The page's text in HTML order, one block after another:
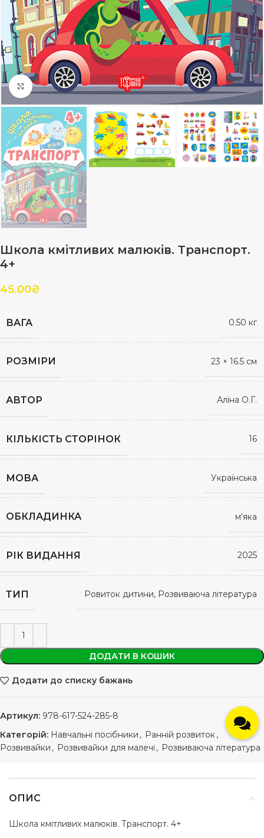
Клацніть, щоб збільшити
Школа кмітливих малюків. Транспорт.
4+
45.00₴
ВАГА 0.50 кг
РОЗМІРИ 23 × 16.5 см
АВТОР Аліна О.Г.
КІЛЬКІСТЬ СТОРІНОК 16
МОВА Українська
ОБКЛАДИНКА м'яка
РІК ВИДАННЯ 2025
ТИП Ровиток дитини, Розвиваюча література
ДОДАТИ В КОШИК
Додати до списку бажань
Артикул: 978-617-524-285-8
Категорій: Навчальні посібники , Ранній розвиток ,
Розвивайки , Розвивайки для малечі , Розвиваюча література
ОПИС
Школа кмітливих малюків. Транспорт. 4+